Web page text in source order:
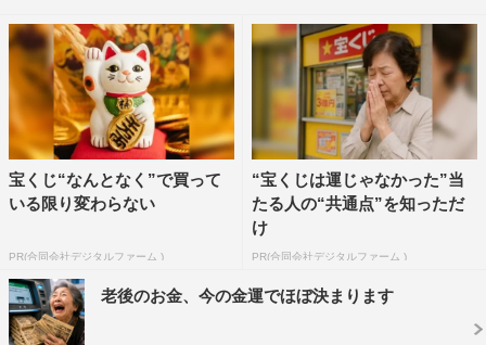
一方、今回コラボレーションが発表されたBiSHは、アイ
ナ・ジ・エンド、セントチヒロ・チッチ、モモコグミカン
パニー、ハシヤスメ・アツコ、リンリン、アユニ・Dから
なる“楽器を持たないパンクバンド”。常識を吹き飛ばす強
烈な個性と自由な表現で、日本のみならず世界中にファン
宝くじ“なんとなく”で買って
いる限り変わらない
PR(合同会社デジタルファーム )
“宝くじは運じゃなかった”当
たる人の“共通点”を知っただ
け
PR(合同会社デジタルファーム )
老後のお金、今の金運でほぼ決まります